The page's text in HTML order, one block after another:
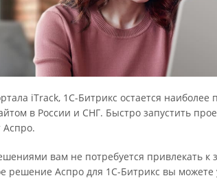
iTrack, 1C-Битрикс остается
в России и СНГ. Быстро запустить
Аспро.
вам не потребуется привлекать к
решение Аспро для 1С-Битрикс вы можете